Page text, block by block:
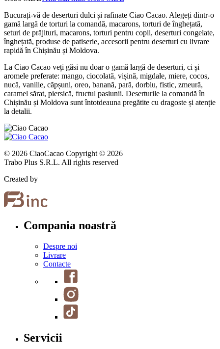
Bucurați-vă de deserturi dulci și rafinate Ciao Cacao. Alegeți dintr-o
gamă largă de torturi la comandă, macarons, torturi de înghețată,
seturi de prăjituri, macarons, torturi pentru copii, deserturi congelate,
înghețată, produse de patiserie, accesorii pentru deserturi cu livrare
rapidă în Chișinău și Moldova.
La Ciao Cacao veți găsi nu doar o gamă largă de deserturi, ci și
aromele preferate: mango, ciocolată, vișină, migdale, miere, cocos,
nucă, vanilie, căpșuni, oreo, banană, pară, dorblu, fistic, zmeură,
caramel sărat, piersică, fructul pasiunii. Deserturile la comandă în
Chișinău și Moldova sunt întotdeauna pregătite cu dragoste și atenție
la detalii.
© 2026 CiaoCacao Copyright © 2026
Trabo Plus S.R.L. All rights reserved
Created by
Compania noastră
Despre noi
Livrare
Contacte
Servicii